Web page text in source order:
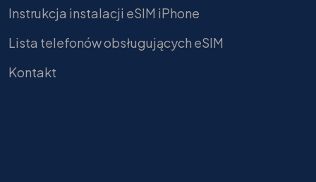
Instrukcja instalacji eSIM iPhone
Lista telefonów obsługujących eSIM
Kontakt